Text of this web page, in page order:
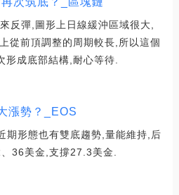
反彈,圖形上日線緩沖區域很大,
從前頂調整的周期較長,所以這個
形成底部結構,耐心等待.
漲勢？_EOS
期形態也有雙底趨勢,量能維持,后
36美金,支撐27.3美金.